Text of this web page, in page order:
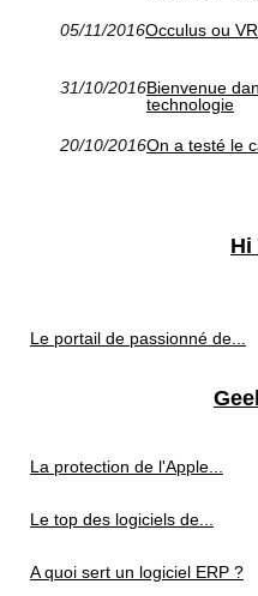
05/11/2016Occulus ou
31/10/2016Bienvenue
technologie
20/10/2016On a testé le
Hi
Le portail de passionné de...
La protection de l'Apple...
Le top des logiciels de...
A quoi sert un logiciel ERP ?